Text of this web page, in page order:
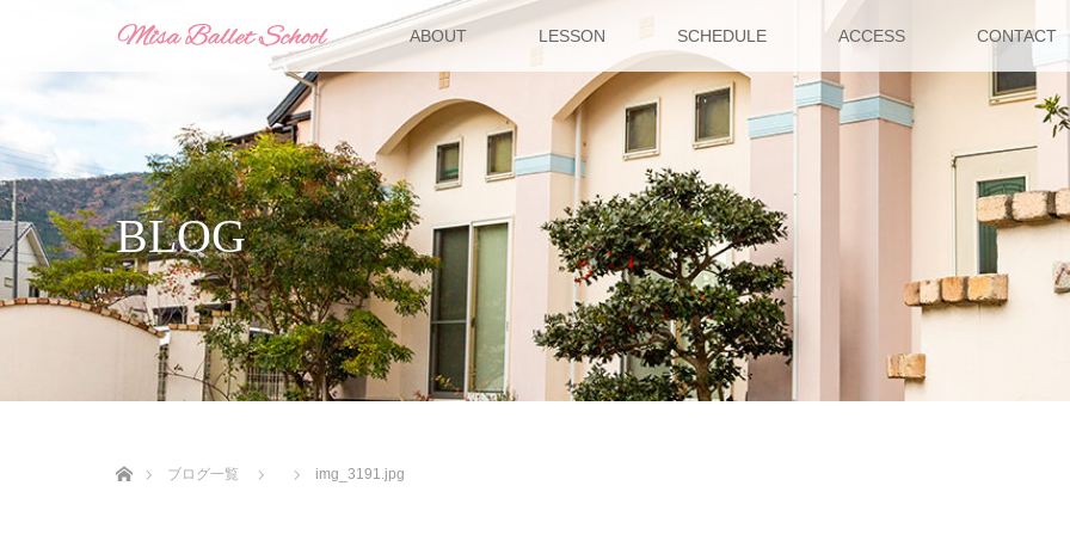
ABOUT LESSON SCHEDULE ACCESS CONTACT
BLOG
ブログ一覧
img_3191.jpg